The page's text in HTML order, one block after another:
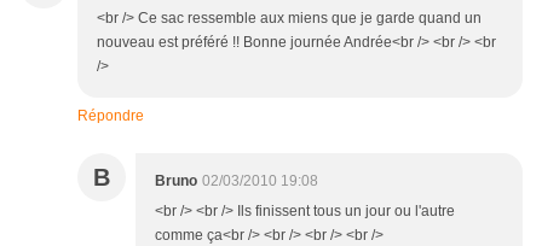
<br /> Ce sac ressemble aux miens que je garde quand un
nouveau est préféré !! Bonne journée Andrée<br /> <br /> <br
/>
Répondre
B Bruno 02/03/2010 19:08
<br /> <br /> Ils finissent tous un jour ou l'autre
comme ça<br /> <br /> <br /> <br />